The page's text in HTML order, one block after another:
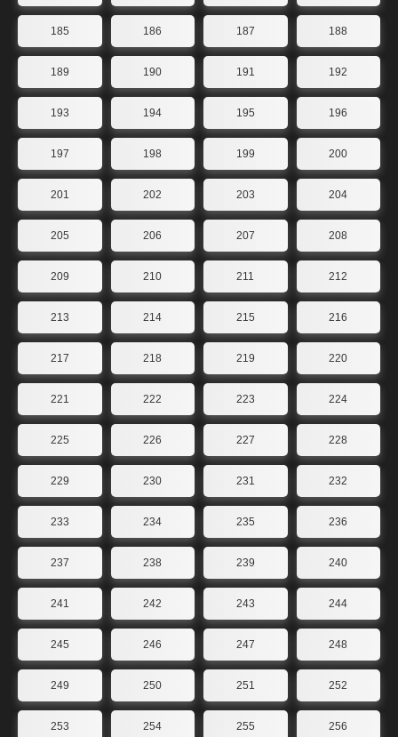
185 186 187 188
189 190 191 192
193 194 195 196
197 198 199 200
201 202 203 204
205 206 207 208
209 210 211 212
213 214 215 216
217 218 219 220
221 222 223 224
225 226 227 228
229 230 231 232
233 234 235 236
237 238 239 240
241 242 243 244
245 246 247 248
249 250 251 252
253 254 255 256